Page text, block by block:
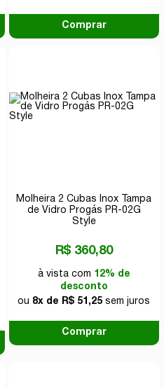
Comprar
Molheira 2 Cubas Inox Tampa
de Vidro Progás PR-02G
Style
R$ 360,80
à vista com 12% de
desconto
ou 8x de R$ 51,25 sem juros
Comprar